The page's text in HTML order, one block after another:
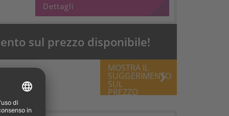
Dettagli
sul prezzo disponibile!
MOSTRA IL
SUGGERIMENTO
SUL
PREZZO
keyboard_arrow_right